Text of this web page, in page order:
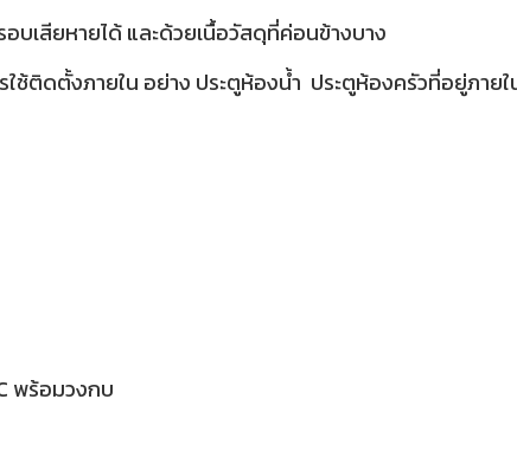
บเสียหายได้ และด้วยเนื้อวัสดุที่ค่อนข้างบาง
ใช้ติดตั้งภายใน อย่าง ประตูห้องน้ำ ประตูห้องครัวที่อยู่ภายใ
พร้อมวงกบ